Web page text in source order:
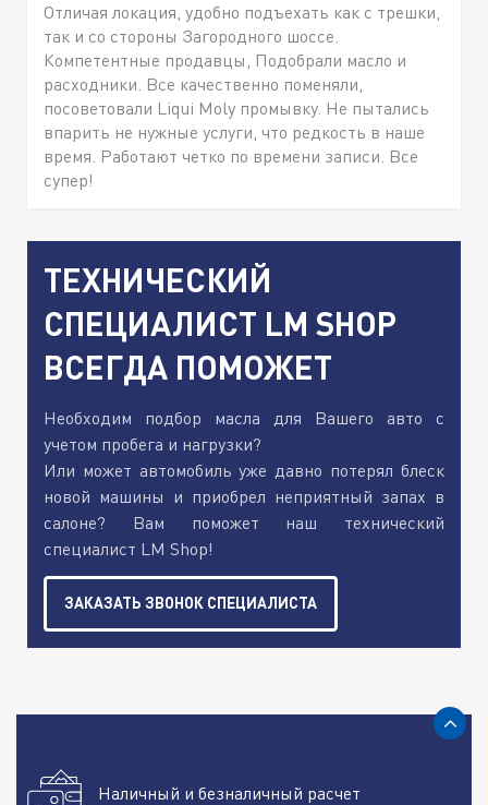
Отличая локация, удобно подъехать как с трешки,
так и со стороны Загородного шоссе.
Компетентные продавцы, Подобрали масло и
расходники. Все качественно поменяли,
посоветовали Liqui Moly промывку. Не пытались
впарить не нужные услуги, что редкость в наше
время. Работают четко по времени записи. Все
супер!
ТЕХНИЧЕСКИЙ
СПЕЦИАЛИСТ LM SHOP
ВСЕГДА ПОМОЖЕТ
Необходим подбор масла для Вашего авто с
учетом пробега и нагрузки?
Или может автомобиль уже давно потерял блеск
новой машины и приобрел неприятный запах в
салоне? Вам поможет наш технический
специалист LM Shop!
ЗАКАЗАТЬ ЗВОНОК СПЕЦИАЛИСТА
Наличный и безналичный расчет